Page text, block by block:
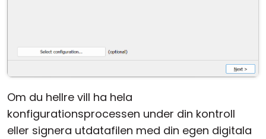
Om du hellre vill ha hela
konfigurationsprocessen under din kontroll
eller signera utdatafilen med din egen digitala